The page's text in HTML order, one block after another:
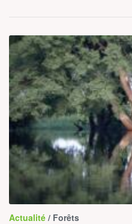
Actualité / Forêts